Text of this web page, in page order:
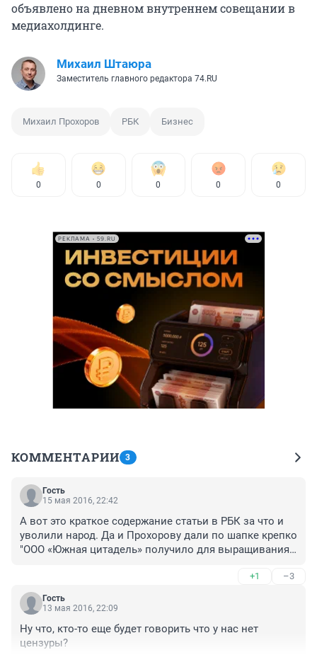
объявлено на дневном внутреннем совещании в
медиахолдинге.
Михаил Штаюра
Заместитель главного редактора 74.RU
Михаил Прохоров РБК Бизнес
0 0 0 0 0
РЕКЛАМА • 59.RU
КОММЕНТАРИИ 3
Гость
15 мая 2016, 22:42
А вот это краткое содержание статьи в РБК за что и
уволили народ. Да и Прохорову дали по шапке крепко
"ООО «Южная цитадель» получило для выращивания
под Геленджиком, у так называемого дворца Путина.
Владелец «Южной цитадели» ранее работал в
компании, управлявшей дворцом"
+1 –3
Гость
13 мая 2016, 22:09
Ну что, кто-то еще будет говорить что у нас нет
цензуры?